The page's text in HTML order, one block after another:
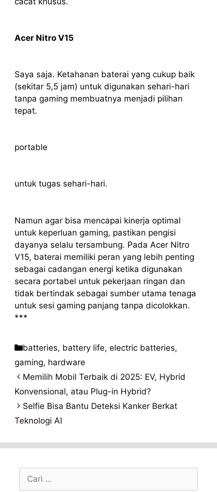
Acer Nitro V15
Saya saja. Ketahanan baterai yang cukup baik
(sekitar 5,5 jam) untuk digunakan sehari-hari
tanpa gaming membuatnya menjadi pilihan
tepat.
portable
untuk tugas sehari-hari.
Namun agar bisa mencapai kinerja optimal
untuk keperluan gaming, pastikan pengisi
dayanya selalu tersambung. Pada Acer Nitro
V15, baterai memiliki peran yang lebih penting
sebagai cadangan energi ketika digunakan
secara portabel untuk pekerjaan ringan dan
tidak bertindak sebagai sumber utama tenaga
untuk sesi gaming panjang tanpa dicolokkan.
***
Kategori
batteries, battery life, electric batteries,
gaming, hardware
Memilih Mobil Terbaik di 2025: EV, Hybrid
Konvensional, atau Plug-in Hybrid?
Selfie Bisa Bantu Deteksi Kanker Berkat
Teknologi AI
untuk: